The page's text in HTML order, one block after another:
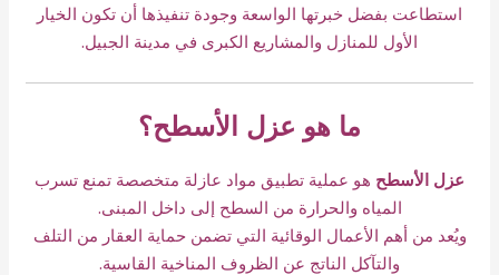
استطاعت بفضل خبرتها الواسعة وجودة تنفيذها أن تكون الخيار
الأول للمنازل والمشاريع الكبرى في مدينة الجبيل.
ما هو عزل الأسطح؟
عزل الأسطح هو عملية تطبيق مواد عازلة متخصصة تمنع تسرب
المياه والحرارة من السطح إلى داخل المبنى.
ويُعد من أهم الأعمال الوقائية التي تضمن حماية العقار من التلف
والتآكل الناتج عن الظروف المناخية القاسية.